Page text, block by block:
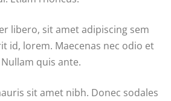
libero, sit amet adipiscing sem
id, lorem. Maecenas nec odio et
quis ante.
sit amet nibh. Donec sodales